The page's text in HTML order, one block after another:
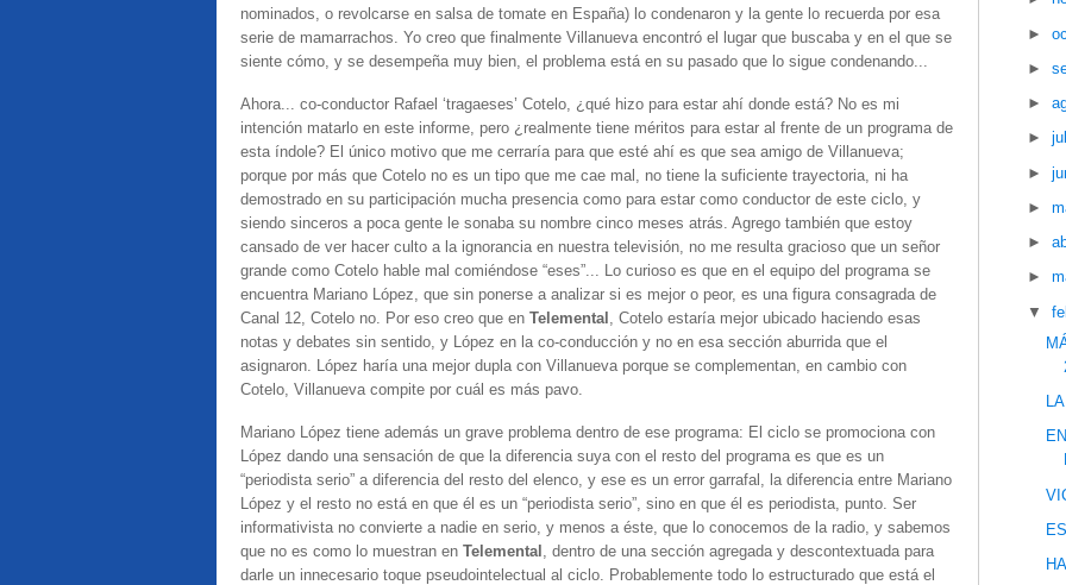
nominados, o revolcarse en salsa de tomate en España) lo condenaron y la gente lo recuerda por esa
serie de mamarrachos. Yo creo que finalmente Villanueva encontró el lugar que buscaba y en el que se
siente cómo, y se desempeña muy bien, el problema está en su pasado que lo sigue condenando...
Ahora... co-conductor Rafael ‘tragaeses’ Cotelo, ¿qué hizo para estar ahí donde está? No es mi
intención matarlo en este informe, pero ¿realmente tiene méritos para estar al frente de un programa de
esta índole? El único motivo que me cerraría para que esté ahí es que sea amigo de Villanueva;
porque por más que Cotelo no es un tipo que me cae mal, no tiene la suficiente trayectoria, ni ha
demostrado en su participación mucha presencia como para estar como conductor de este ciclo, y
siendo sinceros a poca gente le sonaba su nombre cinco meses atrás. Agrego también que estoy
cansado de ver hacer culto a la ignorancia en nuestra televisión, no me resulta gracioso que un señor
grande como Cotelo hable mal comiéndose “eses”... Lo curioso es que en el equipo del programa se
encuentra Mariano López, que sin ponerse a analizar si es mejor o peor, es una figura consagrada de
Canal 12, Cotelo no. Por eso creo que en Telemental , Cotelo estaría mejor ubicado haciendo esas
notas y debates sin sentido, y López en la co-conducción y no en esa sección aburrida que el
asignaron. López haría una mejor dupla con Villanueva porque se complementan, en cambio con
Cotelo, Villanueva compite por cuál es más pavo.
Mariano López tiene además un grave problema dentro de ese programa: El ciclo se promociona con
López dando una sensación de que la diferencia suya con el resto del programa es que es un
“periodista serio” a diferencia del resto del elenco, y ese es un error garrafal, la diferencia entre Mariano
López y el resto no está en que él es un “periodista serio”, sino en que él es periodista, punto. Ser
informativista no convierte a nadie en serio, y menos a éste, que lo conocemos de la radio, y sabemos
que no es como lo muestran en Telemental , dentro de una sección agregada y descontextuada para
darle un innecesario toque pseudointelectual al ciclo. Probablemente todo lo estructurado que está el
►
►
►
►
►
►
►
►
▼